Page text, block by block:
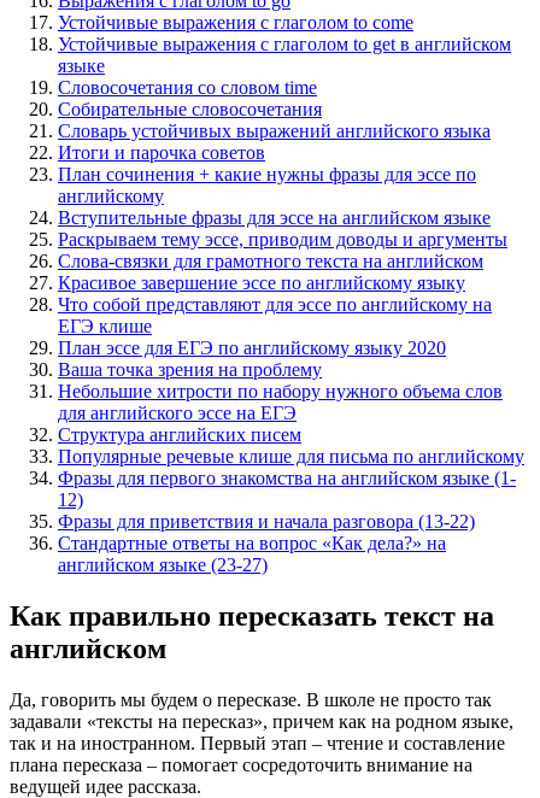
Устойчивые выражения с глаголом to come
Устойчивые выражения с глаголом to get в английском
языке
Словосочетания со словом time
Собирательные словосочетания
Словарь устойчивых выражений английского языка
Итоги и парочка советов
План сочинения + какие нужны фразы для эссе по
английскому
Вступительные фразы для эссе на английском языке
Раскрываем тему эссе, приводим доводы и аргументы
Слова-связки для грамотного текста на английском
Красивое завершение эссе по английскому языку
Что собой представляют для эссе по английскому на
ЕГЭ клише
План эссе для ЕГЭ по английскому языку 2020
Ваша точка зрения на проблему
Небольшие хитрости по набору нужного объема слов
для английского эссе на ЕГЭ
Структура английских писем
Популярные речевые клише для письма по английскому
Фразы для первого знакомства на английском языке (1-
12)
Фразы для приветствия и начала разговора (13-22)
Стандартные ответы на вопрос «Как дела?» на
английском языке (23-27)
Как правильно пересказать текст на
английском
Да, говорить мы будем о пересказе. В школе не просто так
задавали «тексты на пересказ», причем как на родном языке,
так и на иностранном. Первый этап – чтение и составление
плана пересказа – помогает сосредоточить внимание на
ведущей идее рассказа.